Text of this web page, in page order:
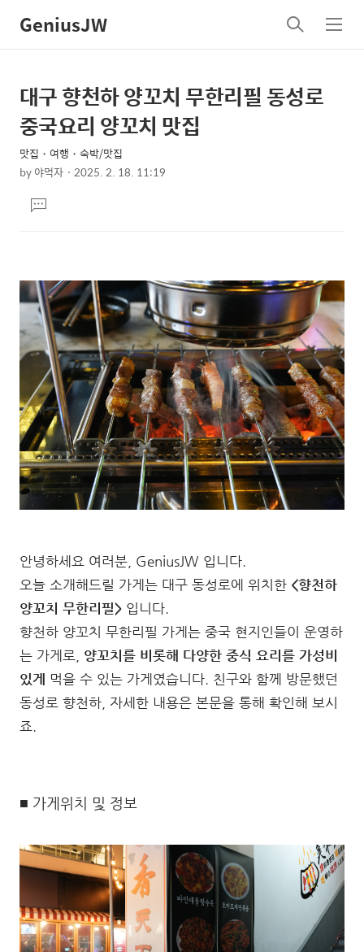
GeniusJW
검
색
메
뉴
상
세
컨
텐
본
문
제
목
대구 향천하 양꼬치 무한리필 동성로
중국요리 양꼬치 맛집
맛집・여행・숙박/맛집
by야먹자 2025. 2. 18. 11:19
문댓
글
안녕하세요 여러분, GeniusJW 입니다.
오늘 소개해드릴 가게는 대구 동성로에 위치한 <향천하
양꼬치 무한리필> 입니다.
향천하 양꼬치 무한리필 가게는 중국 현지인들이 운영하
는 가게로, 양꼬치를 비롯해 다양한 중식 요리를 가성비
있게 먹을 수 있는 가게였습니다. 친구와 함께 방문했던
동성로 향천하, 자세한 내용은 본문을 통해 확인해 보시
죠.
■ 가게위치 및 정보